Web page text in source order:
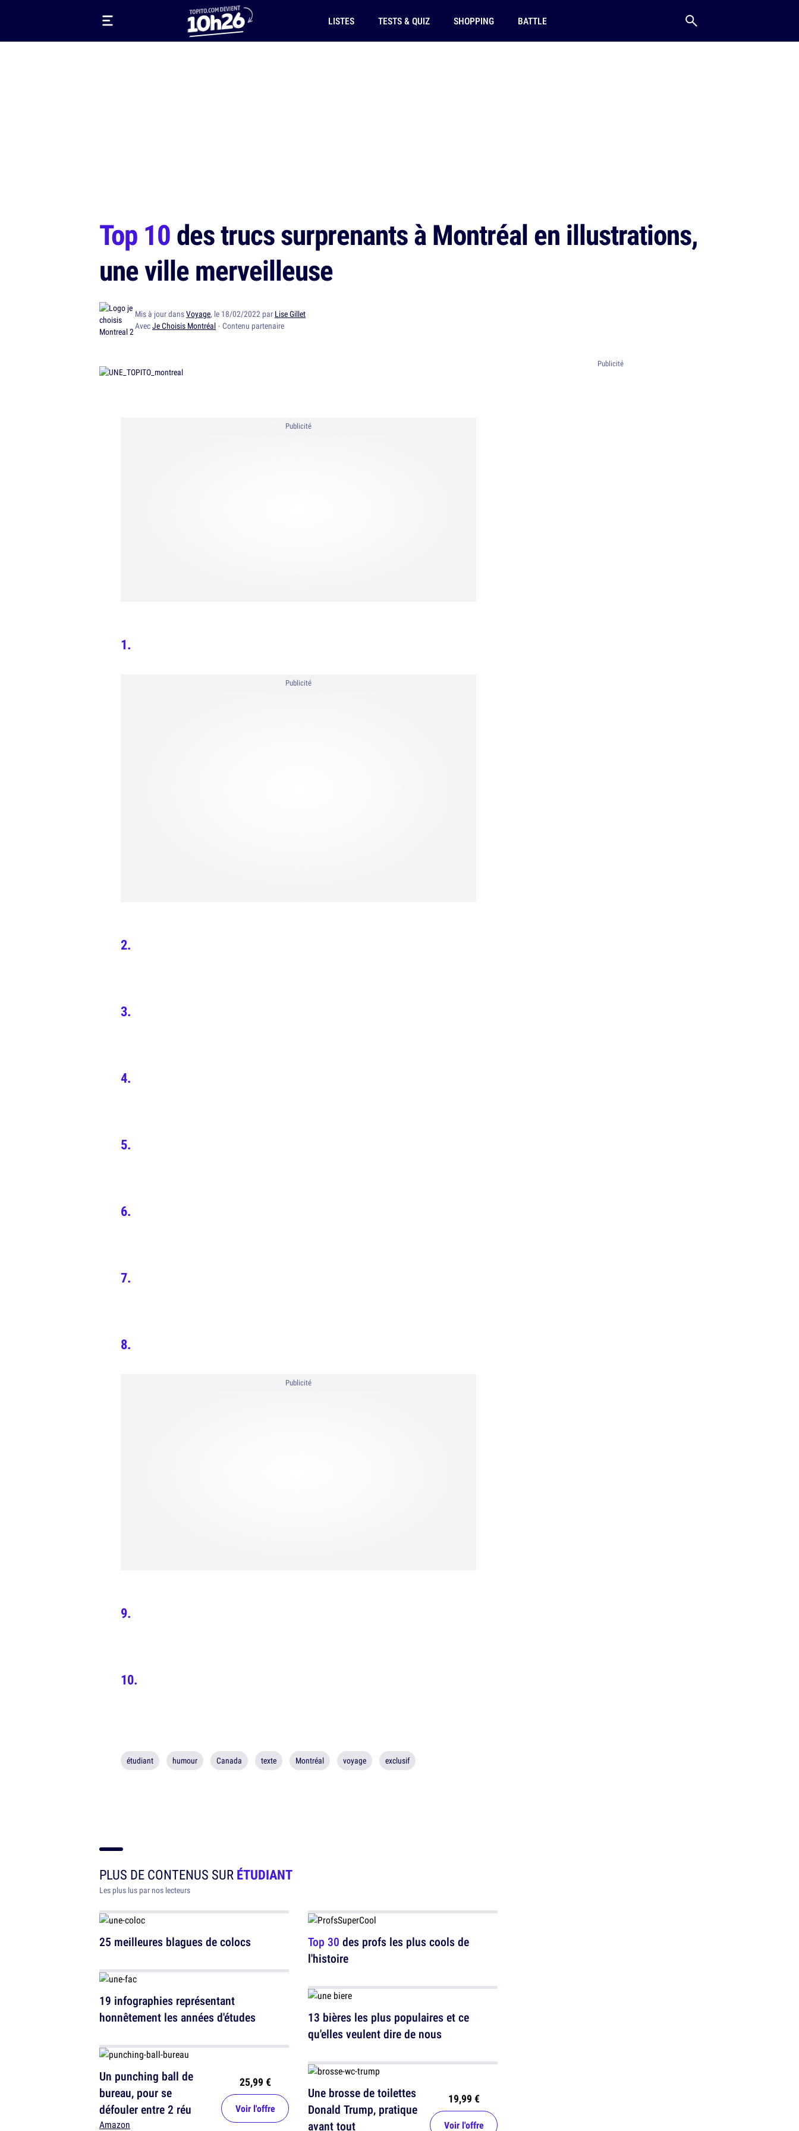
LISTES TESTS & QUIZ SHOPPING BATTLE
Top 10des trucs surprenants à Montréal en illustrations,
une ville merveilleuse
Mis à jour dansVoyage, le 18/02/2022 par Lise Gillet
AvecJe Choisis Montréal · Contenu partenaire
Publicité
Publicité
Publicité
étudiant humour Canada texte Montréal voyage exclusif
PLUS DE CONTENUS SURÉTUDIANT
Les plus lus par nos lecteurs
25 meilleures blagues de colocs
19 infographies représentant
honnêtement les années d'études
Un punching ball de
bureau, pour se
défouler entre 2 réu
Amazon
25,99 €
Voir l'offre
Top 30 des profs les plus cools de
l'histoire
13 bières les plus populaires et ce
qu'elles veulent dire de nous
Une brosse de toilettes
Donald Trump, pratique
avant tout
19,99 €
Voir l'offre